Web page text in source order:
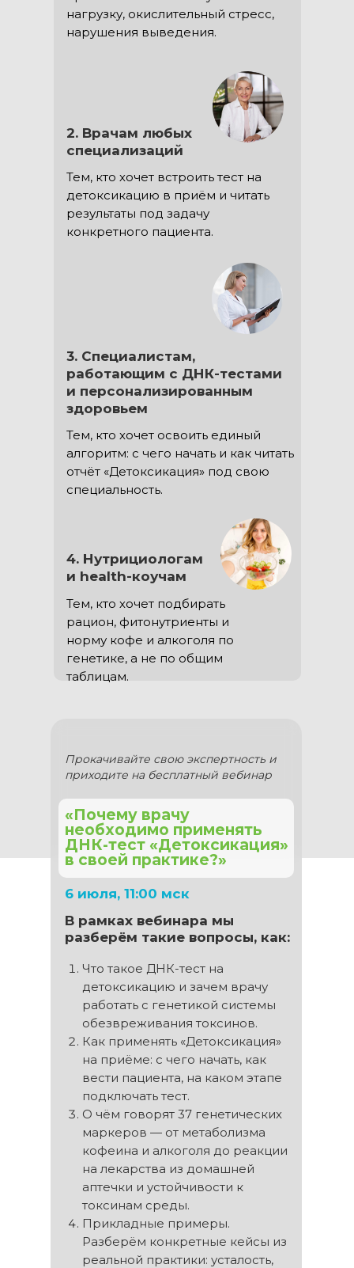
4. Нутрициологам
и health-коучам
2. Врачам любых
специализаций
3. Специалистам,
работающим с ДНК-тестами
и персонализированным
здоровьем
нагрузку, окислительный стресс,
нарушения выведения.
Тем, кто хочет освоить единый
алгоритм: с чего начать и как читать
отчёт «Детоксикация» под свою
специальность.
Тем, кто хочет встроить тест на
детоксикацию в приём и читать
результаты под задачу
конкретного пациента.
Тем, кто хочет подбирать
рацион, фитонутриенты и
норму кофе и алкоголя по
генетике, а не по общим
таблицам.
«Почему врачу
необходимо применять
ДНК-тест «Детоксикация»
в своей практике?»
Прокачивайте свою экспертность и
приходите на бесплатный вебинар
6 июля, 11:00 мск
В рамках вебинара мы
разберём такие вопросы, как:
Что такое ДНК-тест на
детоксикацию и зачем врачу
работать с генетикой системы
обезвреживания токсинов.
Как применять «Детоксикация»
на приёме: с чего начать, как
вести пациента, на каком этапе
подключать тест.
О чём говорят 37 генетических
маркеров — от метаболизма
кофеина и алкоголя до реакции
на лекарства из домашней
аптечки и устойчивости к
токсинам среды.
Прикладные примеры.
Разберём конкретные кейсы из
реальной практики: усталость,